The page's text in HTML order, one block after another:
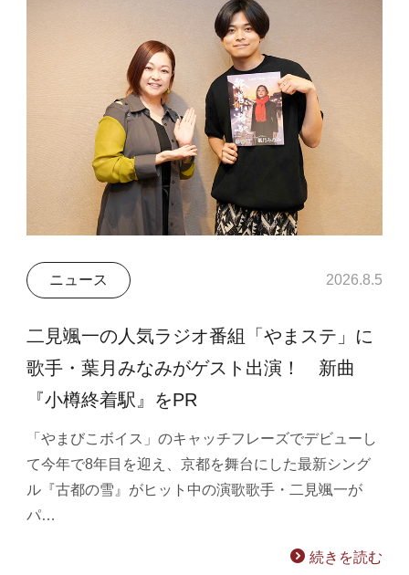
ニュース 2026.8.5
二見颯一の人気ラジオ番組「やまステ」に
歌手・葉月みなみがゲスト出演！ 新曲
『小樽終着駅』をPR
「やまびこボイス」のキャッチフレーズでデビューし
て今年で8年目を迎え、京都を舞台にした最新シング
ル『古都の雪』がヒット中の演歌歌手・二見颯一が
パ…
続きを読む